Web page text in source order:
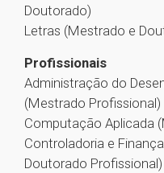
Doutorado)
Letras (Mestrado e
Profissionais
Administração do
(Mestrado Profissional)
Computação Aplicada
Controladoria e
Doutorado Profissional)